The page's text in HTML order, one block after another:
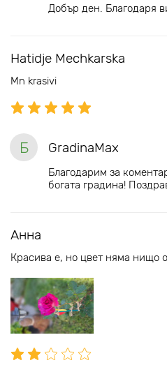
Добър ден. Благодаря
Hatidje Mechkarska
Mn krasivi
Б GradinaMax
Благодарим за
богата градина!
Анна
Красива е, но цвет няма нищо